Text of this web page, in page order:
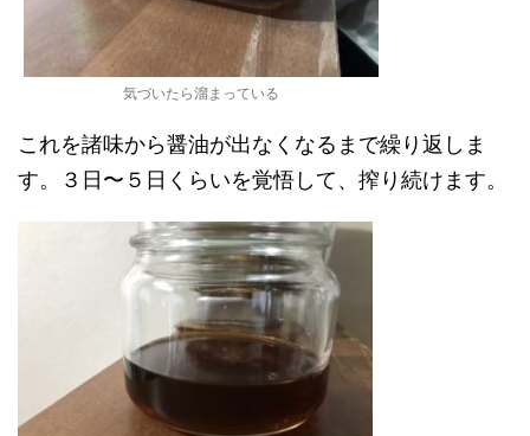
気づいたら溜まっている
これを諸味から醤油が出なくなるまで繰り返しま
す。３日〜５日くらいを覚悟して、搾り続けます。